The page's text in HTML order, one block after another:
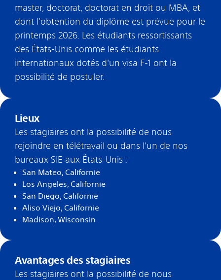
master, doctorat, doctorat en droit ou MBA, et
dont l'obtention du diplôme est prévue pour le
printemps 2026. Les étudiants ressortissants
des États-Unis comme les étudiants
internationaux dotés d'un visa F-1 ont la
possibilité de postuler.
Lieux
Les stagiaires ont la possibilité de nous
rejoindre en télétravail ou dans l'un de nos
bureaux SIE aux États-Unis :
San Mateo, Californie
Los Angeles, Californie
San Diego, Californie
Aliso Viejo, Californie
Madison, Wisconsin
Avantages des stagiaires
Les stagiaires ont la possibilité de nous